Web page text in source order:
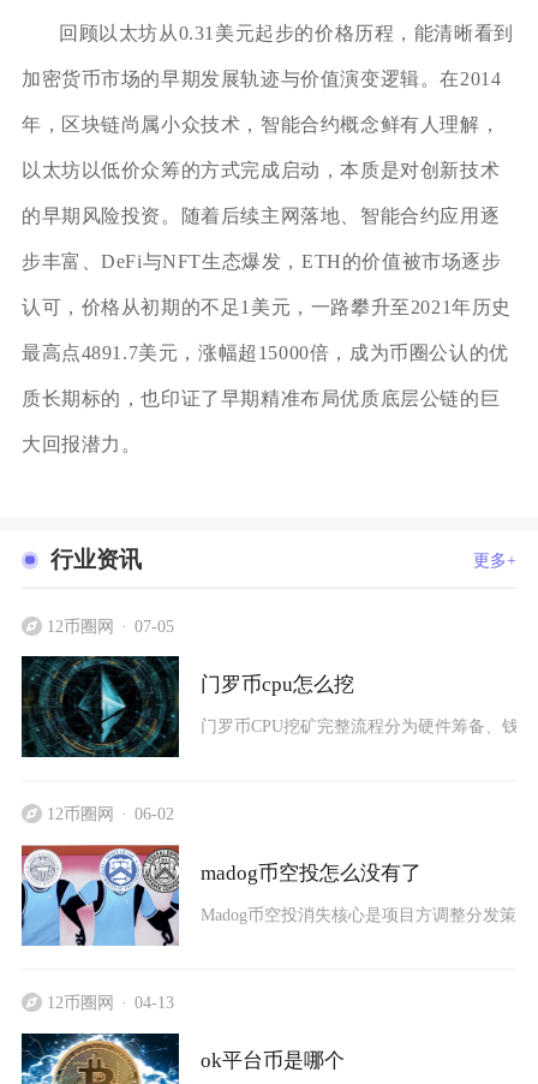
回顾以太坊从0.31美元起步的价格历程，能清晰看到
加密货币市场的早期发展轨迹与价值演变逻辑。在2014
年，区块链尚属小众技术，智能合约概念鲜有人理解，
以太坊以低价众筹的方式完成启动，本质是对创新技术
的早期风险投资。随着后续主网落地、智能合约应用逐
步丰富、DeFi与NFT生态爆发，ETH的价值被市场逐步
认可，价格从初期的不足1美元，一路攀升至2021年历史
最高点4891.7美元，涨幅超15000倍，成为币圈公认的优
质长期标的，也印证了早期精准布局优质底层公链的巨
大回报潜力。
行业资讯 更多+
12币圈网 07-05
门罗币cpu怎么挖
门罗币CPU挖矿完整流程分为硬件筹备、钱
12币圈网 06-02
madog币空投怎么没有了
Madog币空投消失核心是项目方调整分发策
12币圈网 04-13
ok平台币是哪个